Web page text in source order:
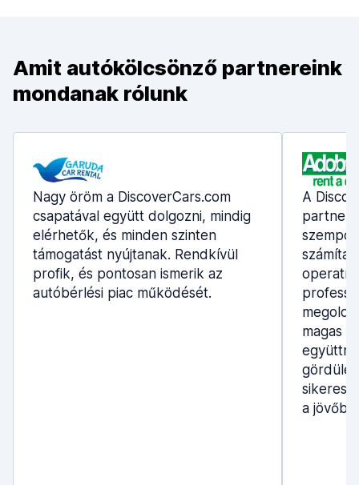
Amit autókölcsönző partnereink
mondanak rólunk
Nagy öröm a DiscoverCars.com
csapatával együtt dolgozni, mindig
elérhetők, és minden szinten
támogatást nyújtanak. Rendkívül
profik, és pontosan ismerik az
autóbérlési piac működését.
A
operatív
magas
a